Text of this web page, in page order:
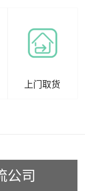
上门取货
公司